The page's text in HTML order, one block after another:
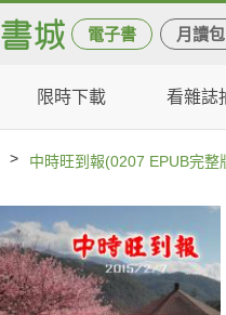
電子書 月讀包
限時下載 看雜誌
> 中時旺到報(0207 EPUB完整